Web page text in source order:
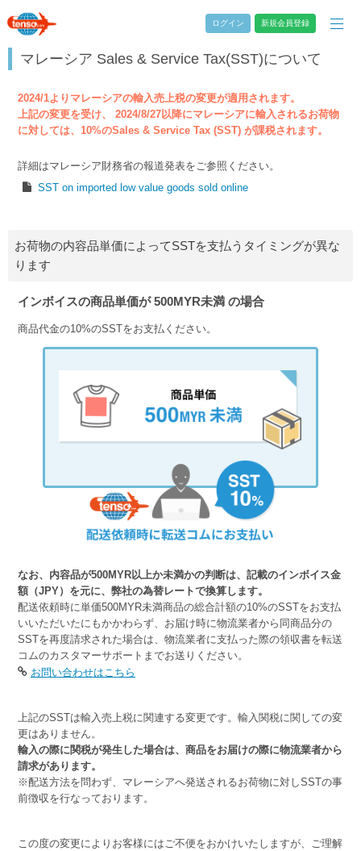
ログイン 新規会員登録
マレーシア Sales & Service Tax(SST)について
2024/1よりマレーシアの輸入売上税の変更が適用されます。
上記の変更を受け、 2024/8/27以降にマレーシアに輸入されるお荷物
に対しては、10%のSales & Service Tax (SST) が課税されます。
詳細はマレーシア財務省の報道発表をご参照ください。
SST on imported low value goods sold online
お荷物の内容品単価によってSSTを支払うタイミングが異な
ります
インボイスの商品単価が 500MYR未満 の場合
商品代金の10%のSSTをお支払ください。
なお、内容品が500MYR以上か未満かの判断は、記載のインボイス金
額（JPY）を元に、弊社の為替レートで換算します。
配送依頼時に単価500MYR未満商品の総合計額の10%のSSTをお支払
いいただいたにもかかわらず、お届け時に物流業者から同商品分の
SSTを再度請求された場合は、物流業者に支払った際の領収書を転送
コムのカスタマーサポートまでお送りください。
お問い合わせはこちら
上記のSSTは輸入売上税に関連する変更です。輸入関税に関しての変
更はありません。
輸入の際に関税が発生した場合は、商品をお届けの際に物流業者から
請求があります。
※配送方法を問わず、マレーシアへ発送されるお荷物に対しSSTの事
前徴収を行なっております。
この度の変更によりお客様にはご不便をおかけいたしますが、ご理解